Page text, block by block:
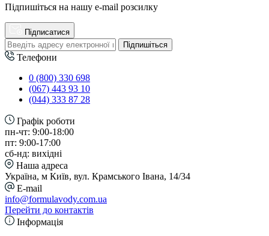
Підпишіться на нашу e-mail розсилку
Підписатися
Підпишіться
Телефони
0 (800) 330 698
(067) 443 93 10
(044) 333 87 28
Графік роботи
пн-чт: 9:00-18:00
пт: 9:00-17:00
сб-нд: вихідні
Наша адреса
Україна, м Київ, вул. Крамського Івана, 14/34
E-mail
info@formulavody.com.ua
Перейти до контактів
Інформація